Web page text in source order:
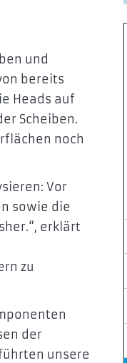
und
bereits
Heads auf
Scheiben.
noch
Vor
sowie die
erklärt
zu
der
unsere